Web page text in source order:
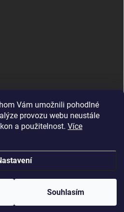
Vám umožnili pohodlné
provozu webu neustále
a použitelnost. Více
Souhlasím
Vytvořil Shoptet
. Všechna práva vyhrazena.